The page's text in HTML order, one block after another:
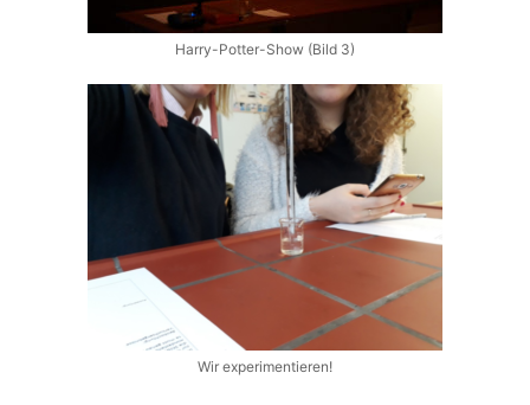
Harry-Potter-Show (Bild 3)
Wir experimentieren!